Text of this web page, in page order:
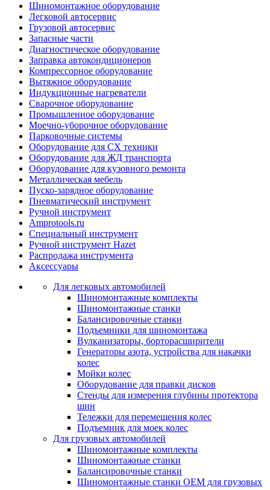
Шиномонтажное оборудование
Легковой автосервис
Грузовой автосервис
Запасные части
Диагностическое оборудование
Заправка автокондиционеров
Компрессорное оборудование
Вытяжное оборудование
Индукционные нагреватели
Сварочное оборудование
Промышленное оборудование
Моечно-уборочное оборудование
Парковочные системы
Оборудование для СХ техники
Оборудование для ЖД транспорта
Оборудование для кузовного ремонта
Металлическая мебель
Пуско-зарядное оборудование
Пневматический инструмент
Ручной инструмент
Amprotools.ru
Специальный инструмент
Ручной инструмент Hazet
Распродажа инструмента
Аксессуары
Для легковых автомобилей
Шиномонтажные комплекты
Шиномонтажные станки
Балансировочные станки
Подъемники для шиномонтажа
Вулканизаторы, борторасширители
Генераторы азота, устройства для накачки
колес
Мойки колес
Оборудование для правки дисков
Стенды для измерения глубины протектора
шин
Тележки для перемещения колес
Подъемник для моек колеc
Для грузовых автомобилей
Шиномонтажные комплекты
Шиномонтажные станки
Балансировочные станки
Шиномонтажные станки ОЕМ для грузовых